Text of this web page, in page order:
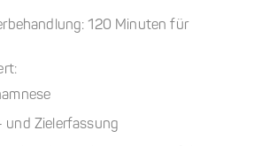
120 Minuten für
und Zielerfassung